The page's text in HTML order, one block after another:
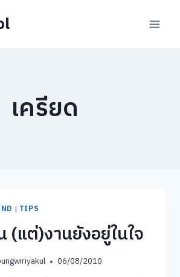
เครียด
| TIPS
(แต่)งานยังอยู่ในใจ
06/08/2010